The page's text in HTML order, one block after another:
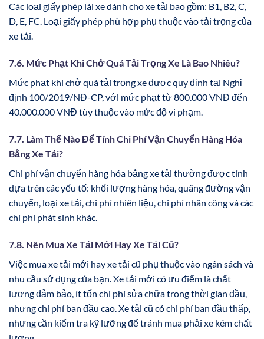
Các loại giấy phép lái xe dành cho xe tải bao gồm: B1, B2, C,
D, E, FC. Loại giấy phép phù hợp phụ thuộc vào tải trọng của
xe tải.
7.6. Mức Phạt Khi Chở Quá Tải Trọng Xe Là Bao Nhiêu?
Mức phạt khi chở quá tải trọng xe được quy định tại Nghị
định 100/2019/NĐ-CP, với mức phạt từ 800.000 VNĐ đến
40.000.000 VNĐ tùy thuộc vào mức độ vi phạm.
7.7. Làm Thế Nào Để Tính Chi Phí Vận Chuyển Hàng Hóa
Bằng Xe Tải?
Chi phí vận chuyển hàng hóa bằng xe tải thường được tính
dựa trên các yếu tố: khối lượng hàng hóa, quãng đường vận
chuyển, loại xe tải, chi phí nhiên liệu, chi phí nhân công và các
chi phí phát sinh khác.
7.8. Nên Mua Xe Tải Mới Hay Xe Tải Cũ?
Việc mua xe tải mới hay xe tải cũ phụ thuộc vào ngân sách và
nhu cầu sử dụng của bạn. Xe tải mới có ưu điểm là chất
lượng đảm bảo, ít tốn chi phí sửa chữa trong thời gian đầu,
nhưng chi phí ban đầu cao. Xe tải cũ có chi phí ban đầu thấp,
nhưng cần kiểm tra kỹ lưỡng để tránh mua phải xe kém chất